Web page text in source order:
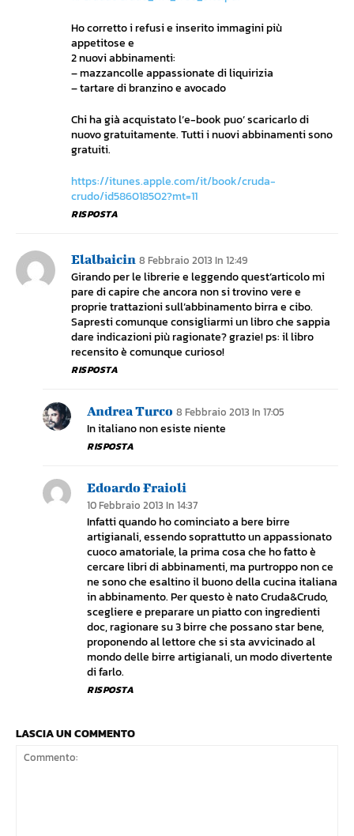
Ho corretto i refusi e inserito immagini più
appetitose e
2 nuovi abbinamenti:
– mazzancolle appassionate di liquirizia
– tartare di branzino e avocado
Chi ha già acquistato l’e-book puo’ scaricarlo di
nuovo gratuitamente. Tutti i nuovi abbinamenti sono
gratuiti.
https://itunes.apple.com/it/book/cruda-
crudo/id586018502?mt=11
RISPOSTA
Elalbaicin 8 Febbraio 2013 In 12:49
Girando per le librerie e leggendo quest’articolo mi
pare di capire che ancora non si trovino vere e
proprie trattazioni sull’abbinamento birra e cibo.
Sapresti comunque consigliarmi un libro che sappia
dare indicazioni più ragionate? grazie! ps: il libro
recensito è comunque curioso!
RISPOSTA
Andrea Turco 8 Febbraio 2013 In 17:05
In italiano non esiste niente
RISPOSTA
Edoardo Fraioli
10 Febbraio 2013 In 14:37
Infatti quando ho cominciato a bere birre
artigianali, essendo soprattutto un appassionato
cuoco amatoriale, la prima cosa che ho fatto è
cercare libri di abbinamenti, ma purtroppo non ce
ne sono che esaltino il buono della cucina italiana
in abbinamento. Per questo è nato Cruda&Crudo,
scegliere e preparare un piatto con ingredienti
doc, ragionare su 3 birre che possano star bene,
proponendo al lettore che si sta avvicinado al
mondo delle birre artigianali, un modo divertente
di farlo.
RISPOSTA
LASCIA UN COMMENTO